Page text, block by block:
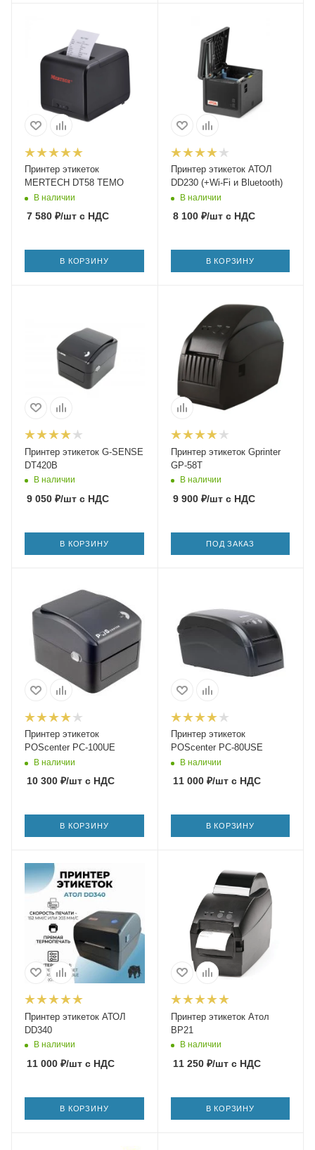
Принтер этикеток
MERTECH DT58 TEMO
В наличии
7 580 ₽/шт с НДС
В КОРЗИНУ
Принтер этикеток АТОЛ
DD230 (+Wi-Fi и Bluetooth)
В наличии
8 100₽/штс НДС
В КОРЗИНУ
Принтер этикеток G-SENSE
DT420B
В наличии
9 050 ₽/шт с НДС
В КОРЗИНУ
Принтер этикеток Gprinter
GP-58T
В наличии
9 900₽/штс НДС
ПОД ЗАКАЗ
Принтер этикеток
POScenter PC-100UE
В наличии
10 300 ₽/шт с НДС
В КОРЗИНУ
Принтер этикеток
POScenter PC-80USE
В наличии
11 000₽/штс НДС
В КОРЗИНУ
Принтер этикеток АТОЛ
DD340
В наличии
11 000 ₽/шт с НДС
В КОРЗИНУ
Принтер этикеток Атол
BP21
В наличии
11 250₽/штс НДС
В КОРЗИНУ